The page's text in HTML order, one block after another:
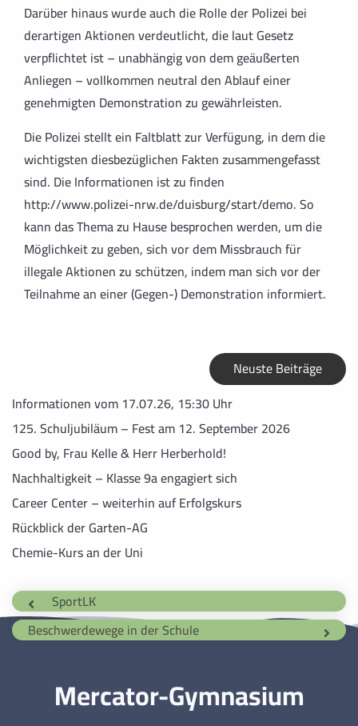
Darüber hinaus wurde auch die Rolle der Polizei bei
derartigen Aktionen verdeutlicht, die laut Gesetz
verpflichtet ist – unabhängig von dem geäußerten
Anliegen – voll­kommen neutral den Ablauf einer
genehmigten Demonstration zu gewährleisten.
Die Polizei stellt ein Faltblatt zur Verfügung, in dem die
wichtigsten diesbezüglichen Fakten zusammengefasst
sind. Die Informationen ist zu finden
http://www.polizei-nrw.de/duisburg/start/demo. So
kann das Thema zu Hause besprochen werden, um die
Möglichkeit zu geben, sich vor dem Miss­brauch für
illegale Aktionen zu schützen, indem man sich vor der
Teilnahme an einer (Gegen-) Demonstration informiert.
Neuste Beiträge
Informationen vom 17.07.26, 15:30 Uhr
125. Schuljubiläum – Fest am 12. September 2026
Good by, Frau Kelle & Herr Herberhold!
Nachhaltigkeit – Klasse 9a engagiert sich
Career Center – weiterhin auf Erfolgskurs
Rückblick der Garten-AG
Chemie-Kurs an der Uni
SportLK
Beschwerdewege in der Schule
Mercator-Gymnasium